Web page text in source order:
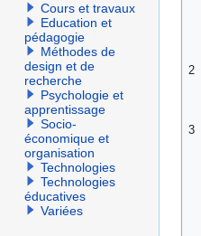
2
3
Cours et travaux
Education et
pédagogie
Méthodes de
design et de
recherche
Psychologie et
apprentissage
Socio-
économique et
organisation
Technologies
Technologies
éducatives
Variées